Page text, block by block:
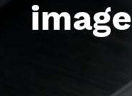
image